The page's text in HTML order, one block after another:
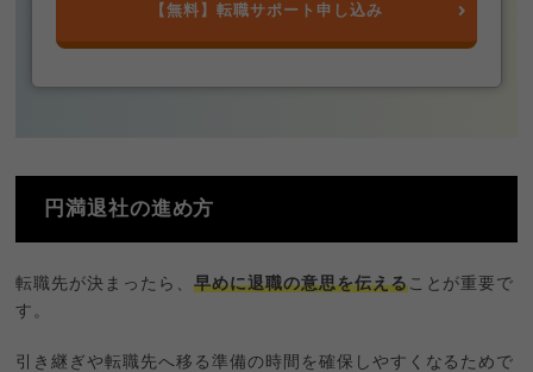
【無料】転職サポート申し込み
円満退社の進め方
転職先が決まったら、早めに退職の意思を伝えることが重要で
す。
引き継ぎや転職先へ移る準備の時間を確保しやすくなるためで